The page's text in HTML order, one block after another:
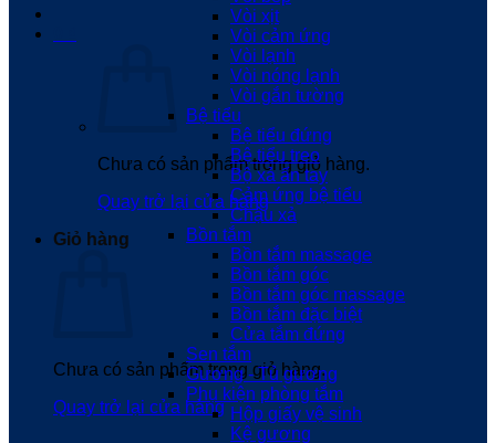
Chưa có sản phẩm trong giỏ hàng.
Quay trở lại cửa hàng
Giỏ hàng
Chưa có sản phẩm trong giỏ hàng.
Quay trở lại cửa hàng
Vòi xịt
Vòi cảm ứng
Vòi lạnh
Vòi nóng lạnh
Vòi gắn tường
Bệ tiểu
Bệ tiểu đứng
Bệ tiểu treo
Bộ xả ấn tay
Cảm ứng bệ tiểu
Chậu xả
Bồn tắm
Bồn tắm massage
Bồn tắm góc
Bồn tắm góc massage
Bồn tắm đặc biệt
Cửa tắm đứng
Sen tắm
Gương - Tủ gương
Phụ kiện phòng tắm
Hộp giấy vệ sinh
Kệ gương